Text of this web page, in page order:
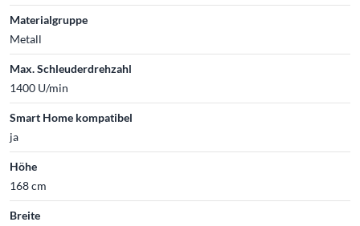
Materialgruppe
Metall
Max. Schleuderdrehzahl
1400 U/min
Smart Home kompatibel
ja
Höhe
168 cm
Breite